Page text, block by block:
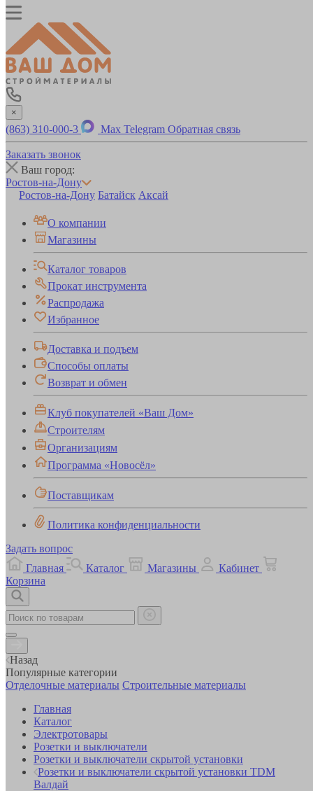
×
(863) 310-000-3 Max Telegram Обратная связь
Заказать звонок
Ваш город:
Ростов-на-Дону
Ростов-на-Дону Батайск Аксай
О компании
Магазины
Каталог товаров
Прокат инструмента
Распродажа
Избранное
Доставка и подъем
Способы оплаты
Возврат и обмен
Клуб покупателей «Ваш Дом»
Строителям
Организациям
Программа «Новосёл»
Поставщикам
Политика конфиденциальности
Задать вопрос
Главная
Каталог Магазины
Кабинет
Корзина
Назад
Популярные категории
Отделочные материалы Строительные материалы
Главная
Каталог
Электротовары
Розетки и выключатели
Розетки и выключатели скрытой установки
Розетки и выключатели скрытой установки TDM
Валдай